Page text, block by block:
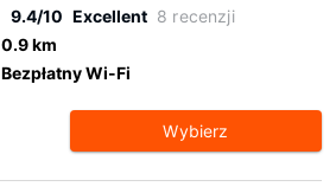
9.4/10 Excellent 8 recenzji
0.9 km
Bezpłatny Wi-Fi
Wybierz